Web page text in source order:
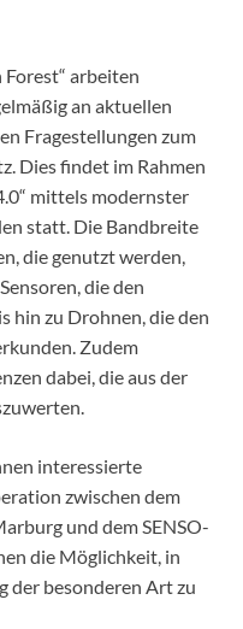
arbeiten
an aktuellen
Fragestellungen zum
Dies findet im Rahmen
mittels modernster
statt. Die Bandbreite
die genutzt werden,
die den
hin zu Drohnen, die den
Zudem
dabei, die aus der
interessierte
zwischen dem
und dem SENSO-
die Möglichkeit, in
der besonderen Art zu